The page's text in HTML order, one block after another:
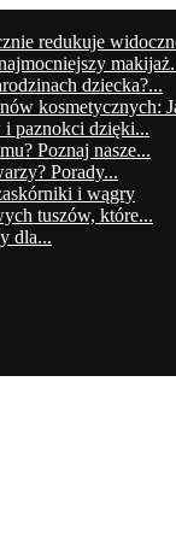
redukuje
dziecka?...
kosmetycznych:
i paznokci dzięki...
Poznaj nasze...
Porady...
i wągry
tuszów, które...
dla...